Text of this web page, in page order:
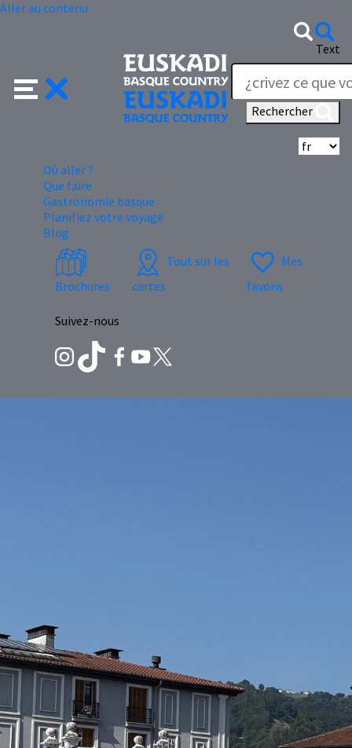
Aller au contenu
Text
Rechercher
Où aller ?
Que faire
Gastronomie basque
Planifiez votre voyage
Blog
Brochures
Tout sur les
cartes
Mes
favoris
Suivez-nous